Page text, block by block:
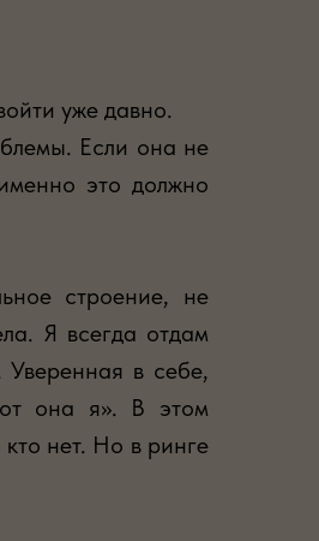
уже давно.
Если она не
это должно
строение, не
Я всегда отдам
Уверенная в себе,
она я». В этом
нет. Но в ринге